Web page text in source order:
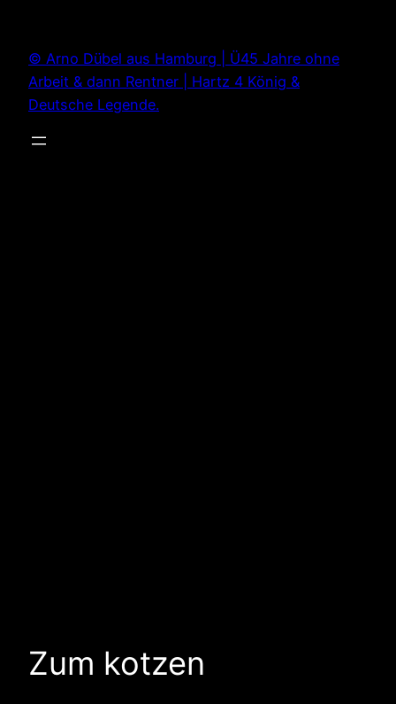
springen
© Arno Dübel aus Hamburg | Ü45 Jahre ohne
Arbeit & dann Rentner | Hartz 4 König &
Deutsche Legende.
Zum kotzen